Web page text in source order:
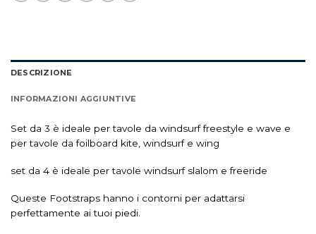
DESCRIZIONE
INFORMAZIONI AGGIUNTIVE
Set da 3 è ideale per tavole da windsurf freestyle e wave e
per tavole da foilboard kite, windsurf e wing
set da 4 è ideale per tavole windsurf slalom e freeride
Queste Footstraps hanno i contorni per adattarsi
perfettamente ai tuoi piedi.